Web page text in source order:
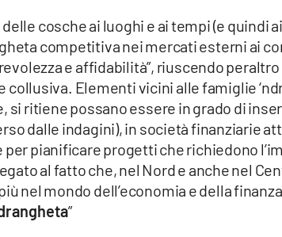
cosche ai luoghi e ai tempi (e quindi
competitiva nei mercati esterni ai
e affidabilità”, riuscendo
collusiva. Elementi vicini alle famiglie
si ritiene possano essere in grado di
dalle indagini), in società finanziarie
pianificare progetti che richiedono
al fatto che, nel Nord e anche nel
nel mondo dell’economia e della
”